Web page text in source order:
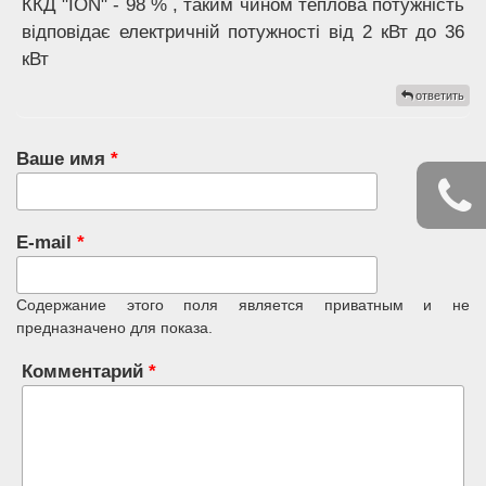
ККД "ION" - 98 % , таким чином теплова потужність
відповідає електричній потужності від 2 кВт до 36
кВт
ответить
Ваше имя *
E-mail *
Содержание этого поля является приватным и не
предназначено для показа.
Комментарий *